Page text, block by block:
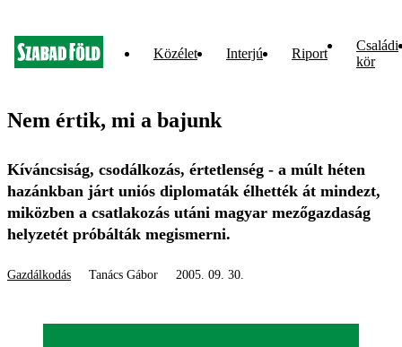
Közélet Interjú Riport
Családi
kör
Nem értik, mi a bajunk
Kíváncsiság, csodálkozás, értetlenség - a múlt héten
hazánkban járt uniós diplomaták élhették át mindezt,
miközben a csatlakozás utáni magyar mezőgazdaság
helyzetét próbálták megismerni.
Gazdálkodás Tanács Gábor 2005. 09. 30.